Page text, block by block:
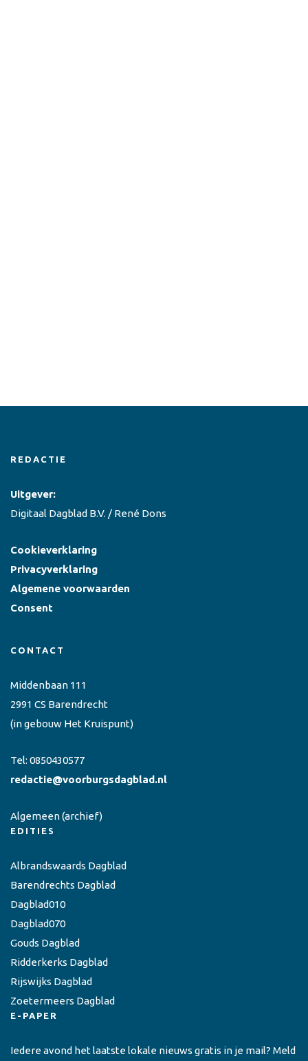
REDACTIE
Uitgever:
Digitaal Dagblad B.V. / René Dons
Cookieverklaring
Privacyverklaring
Algemene voorwaarden
Consent
CONTACT
Middenbaan 111
2991 CS Barendrecht
(in gebouw Het Kruispunt)
Tel: 0850430577
redactie@voorburgsdagblad.nl
Algemeen(archief)
EDITIES
Albrandswaards Dagblad
Barendrechts Dagblad
Dagblad010
Dagblad070
Gouds Dagblad
Ridderkerks Dagblad
Rijswijks Dagblad
Zoetermeers Dagblad
E-PAPER
Iedere avond het laatste lokale nieuws gratis in je mail? Meld